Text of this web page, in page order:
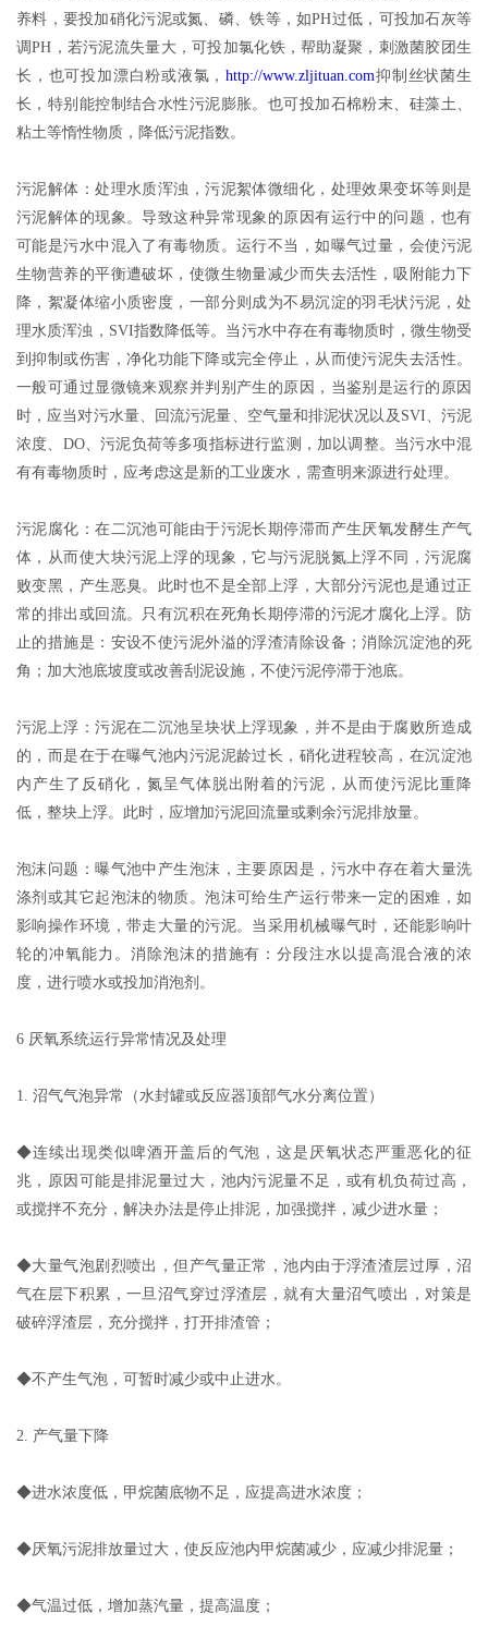
养料，要投加硝化污泥或氮、磷、铁等，如PH过低，可投加石灰等
调PH，若污泥流失量大，可投加氯化铁，帮助凝聚，刺激菌胶团生
长，也可投加漂白粉或液氯，http://www.zljituan.com抑制丝状菌生
长，特别能控制结合水性污泥膨胀。也可投加石棉粉末、硅藻土、
粘土等惰性物质，降低污泥指数。
污泥解体：处理水质浑浊，污泥絮体微细化，处理效果变坏等则是
污泥解体的现象。导致这种异常现象的原因有运行中的问题，也有
可能是污水中混入了有毒物质。运行不当，如曝气过量，会使污泥
生物营养的平衡遭破坏，使微生物量减少而失去活性，吸附能力下
降，絮凝体缩小质密度，一部分则成为不易沉淀的羽毛状污泥，处
理水质浑浊，SVI指数降低等。当污水中存在有毒物质时，微生物受
到抑制或伤害，净化功能下降或完全停止，从而使污泥失去活性。
一般可通过显微镜来观察并判别产生的原因，当鉴别是运行的原因
时，应当对污水量、回流污泥量、空气量和排泥状况以及SVI、污泥
浓度、DO、污泥负荷等多项指标进行监测，加以调整。当污水中混
有有毒物质时，应考虑这是新的工业废水，需查明来源进行处理。
污泥腐化：在二沉池可能由于污泥长期停滞而产生厌氧发酵生产气
体，从而使大块污泥上浮的现象，它与污泥脱氮上浮不同，污泥腐
败变黑，产生恶臭。此时也不是全部上浮，大部分污泥也是通过正
常的排出或回流。只有沉积在死角长期停滞的污泥才腐化上浮。防
止的措施是：安设不使污泥外溢的浮渣清除设备；消除沉淀池的死
角；加大池底坡度或改善刮泥设施，不使污泥停滞于池底。
污泥上浮：污泥在二沉池呈块状上浮现象，并不是由于腐败所造成
的，而是在于在曝气池内污泥泥龄过长，硝化进程较高，在沉淀池
内产生了反硝化，氮呈气体脱出附着的污泥，从而使污泥比重降
低，整块上浮。此时，应增加污泥回流量或剩余污泥排放量。
泡沫问题：曝气池中产生泡沫，主要原因是，污水中存在着大量洗
涤剂或其它起泡沫的物质。泡沫可给生产运行带来一定的困难，如
影响操作环境，带走大量的污泥。当采用机械曝气时，还能影响叶
轮的冲氧能力。消除泡沫的措施有：分段注水以提高混合液的浓
度，进行喷水或投加消泡剂。
6 厌氧系统运行异常情况及处理
1. 沼气气泡异常（水封罐或反应器顶部气水分离位置）
◆连续出现类似啤酒开盖后的气泡，这是厌氧状态严重恶化的征
兆，原因可能是排泥量过大，池内污泥量不足，或有机负荷过高，
或搅拌不充分，解决办法是停止排泥，加强搅拌，减少进水量；
◆大量气泡剧烈喷出，但产气量正常，池内由于浮渣渣层过厚，沼
气在层下积累，一旦沼气穿过浮渣层，就有大量沼气喷出，对策是
破碎浮渣层，充分搅拌，打开排渣管；
◆不产生气泡，可暂时减少或中止进水。
2. 产气量下降
◆进水浓度低，甲烷菌底物不足，应提高进水浓度；
◆厌氧污泥排放量过大，使反应池内甲烷菌减少，应减少排泥量；
◆气温过低，增加蒸汽量，提高温度；